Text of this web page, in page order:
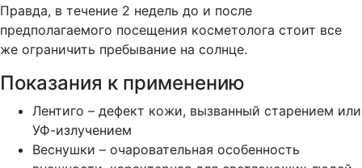
Правда, в течение 2 недель до и после
предполагаемого посещения косметолога стоит все
же ограничить пребывание на солнце.
Показания к применению
Лентиго – дефект кожи, вызванный старением или
УФ-излучением
Веснушки – очаровательная особенность